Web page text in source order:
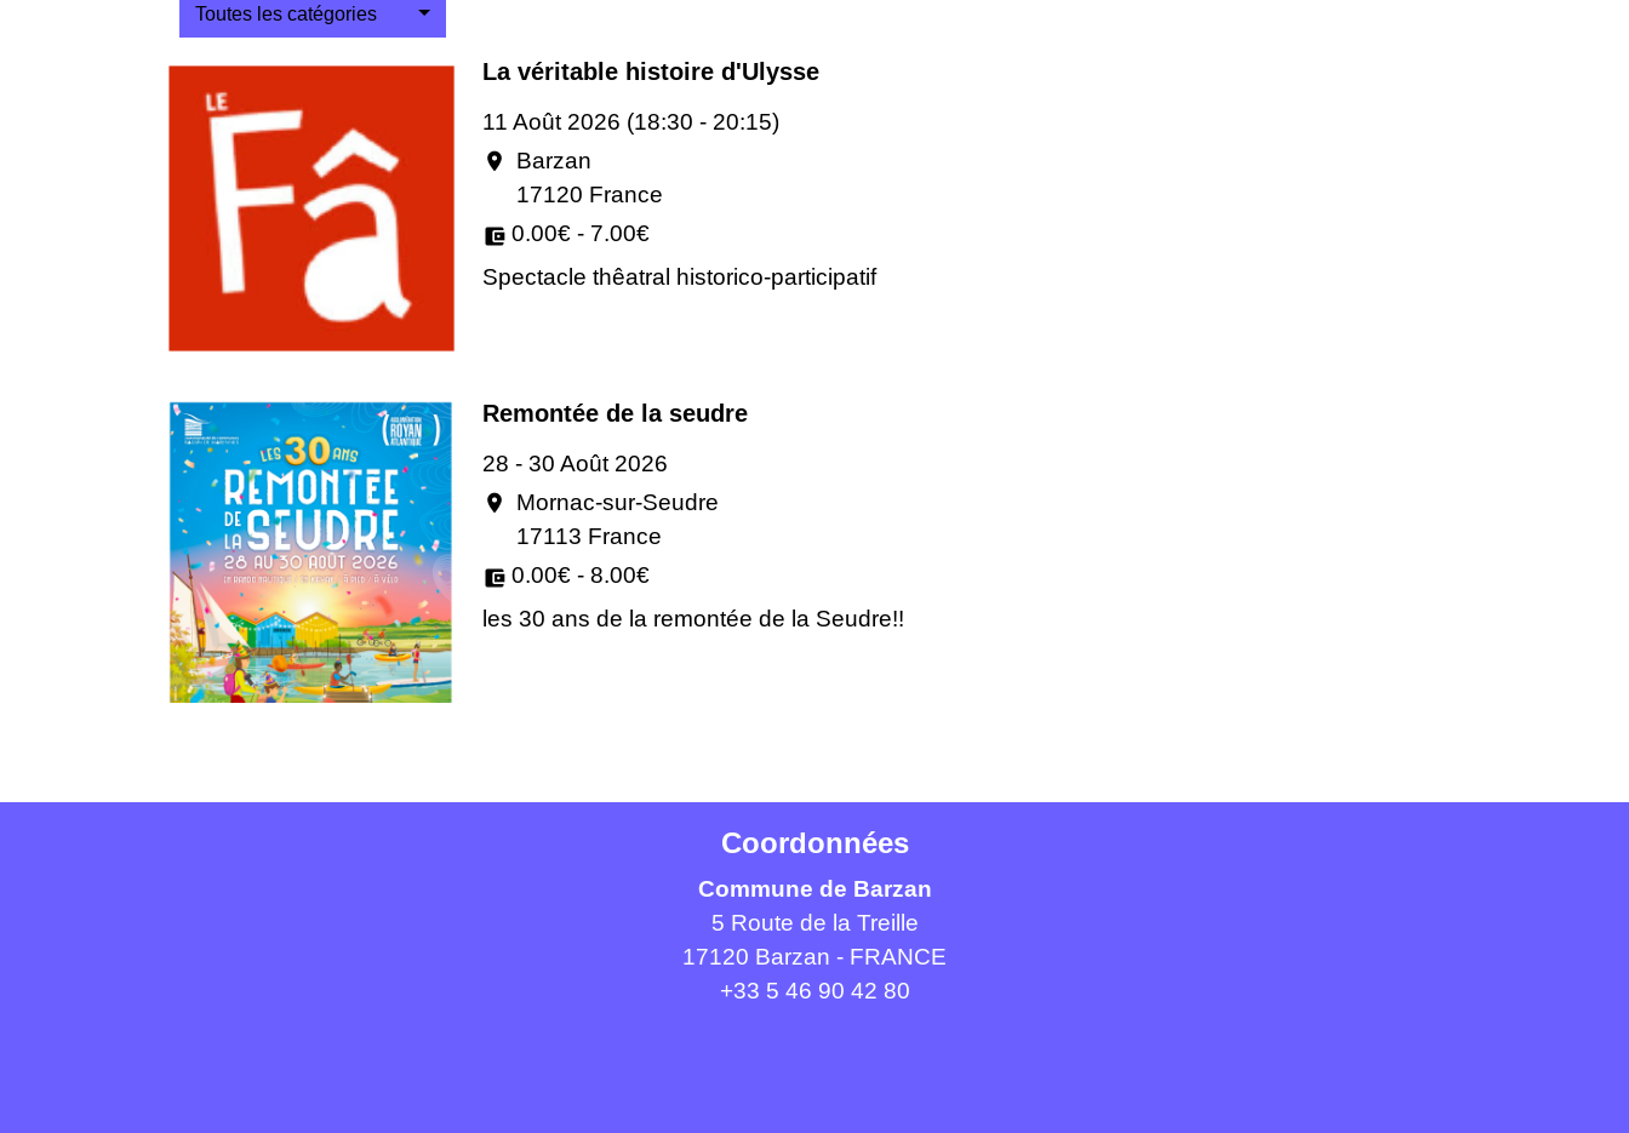
Toutes les catégories
La véritable histoire d'Ulysse
11 Août 2026 (18:30 - 20:15)
location_on
Barzan
17120 France
account_balance_wallet 0.00€ - 7.00€
Spectacle thêatral historico-participatif
Remontée de la seudre
28 - 30 Août 2026
location_on
Mornac-sur-Seudre
17113 France
account_balance_wallet 0.00€ - 8.00€
les 30 ans de la remontée de la Seudre!!
Coordonnées
Commune de Barzan
5 Route de la Treille
17120 Barzan - FRANCE
+33 5 46 90 42 80